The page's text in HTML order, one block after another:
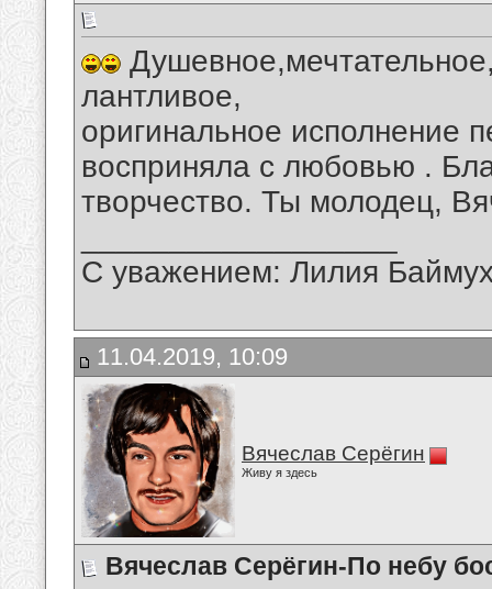
лантливое,
оригинальное исполнение
восприняла с любовью .
творчество. Ты молодец,
С уважением: Лилия
11.04.2019, 10:09
Вячеслав Серёгин
Живу я здесь
Вячеслав Серёгин-По небу